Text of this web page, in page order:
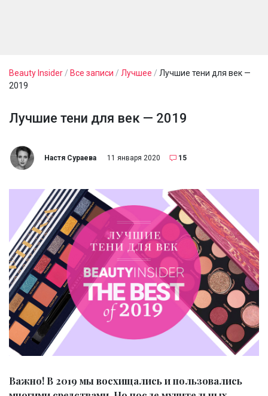
Beauty Insider / Все записи / Лучшее / Лучшие тени для век —
2019
Лучшие тени для век — 2019
Настя Сураева 11 января 2020 15
Важно! В 2019 мы восхищались и пользовались